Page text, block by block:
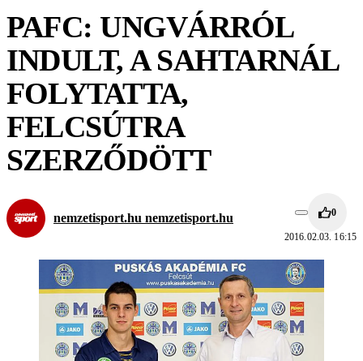
PAFC: UNGVÁRRÓL
INDULT, A SAHTARNÁL
FOLYTATTA,
FELCSÚTRA
SZERZŐDÖTT
nemzetisport.hu nemzetisport.hu 0
2016.02.03. 16:15